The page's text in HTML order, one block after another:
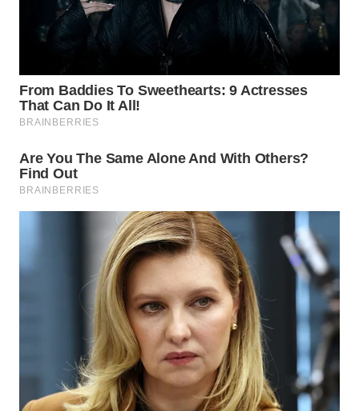
WN
KEPULAUAN
SERIBU
WN
TANGERANG
BINJAI
INDRAMAYU
KUNINGAN
WN
MAJALENGKA